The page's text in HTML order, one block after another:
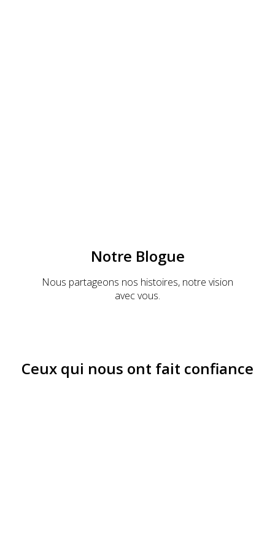
Notre Blogue
Nous partageons nos histoires, notre vision
avec vous.
Ceux qui nous ont fait confiance